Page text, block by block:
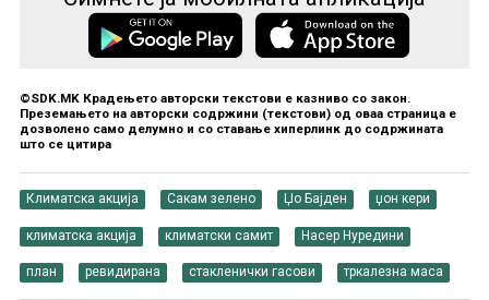
©SDK.MK Крадењето авторски текстови е казниво со закон.
Преземањето на авторски содржини (текстови) од оваа страница е
дозволено само делумно и со ставање хиперлинк до содржината
што се цитира
Климатска акција Сакам зелено Џо Бајден џон кери
климатска акција климатски самит Насер Нуредини
план ревидирана стакленички гасови тркалезна маса